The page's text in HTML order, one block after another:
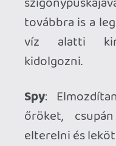
most már a fritzek
értem, mivel nem
hanem én is
bázisom. Imádom,
percenként mondja az
(Örülök a napi friss
Rajongóként erős
a Kalypso